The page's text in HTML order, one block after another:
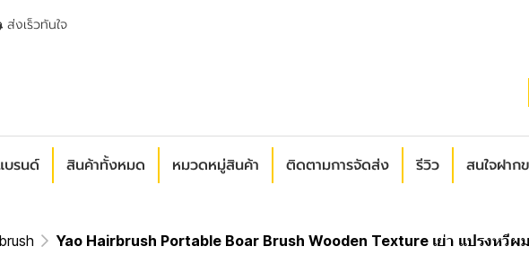
ส่งเร็วทันใจ
บรนด์ สินค้าทั้งหมด หมวดหมู่สินค้า ติดตามการจัดส่ง รีวิว สนใจฝาก
Yao Hairbrush Portable Boar Brush Wooden Texture เย่า แปรงห